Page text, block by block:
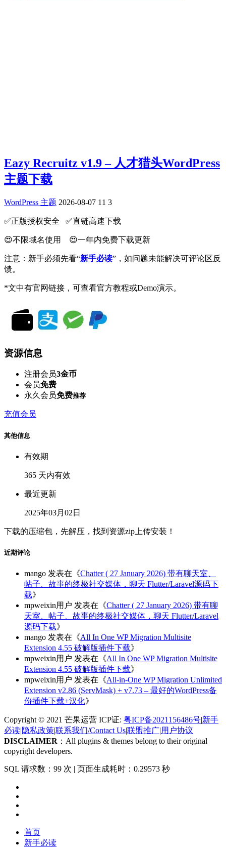
Eazy Recruitz v1.9 – 人才猎头WordPress
主题下载
WordPress 主题 2026-08-07 11 3
✅️正版授权安全 ✅️直链高速下载
😍不限域名使用 😍一年内免费下载更新
注意：新手必须先看“新手必读”，如问题未能解决可评论区反
馈。
*文中有官网链接，可查看官方教程或Demo演示。
资源信息
注册会员3金币
会员免费
永久会员免费推荐
充值会员
其他信息
有效期
365 天内有效
最近更新
2025年03月02日
下载的压缩包，先解压，找到资源zip上传安装！
近期评论
mango 发表在《Chatter ( 27 January 2026) 带有聊天室、
帖子、故事的终极社交媒体，聊天 Flutter/Laravel源码下
载》
mpweixin用户 发表在《Chatter ( 27 January 2026) 带有聊
天室、帖子、故事的终极社交媒体，聊天 Flutter/Laravel
源码下载》
mango 发表在《All In One WP Migration Multisite
Extension 4.55 破解版插件下载》
mpweixin用户 发表在《All In One WP Migration Multisite
Extension 4.55 破解版插件下载》
mpweixin用户 发表在《All-in-One WP Migration Unlimited
Extension v2.86 (ServMask) + v7.73 – 最好的WordPress备
份插件下载+汉化》
Copyright © 2021 芒果运营 ICP证: 粤ICP备2021156486号|新手
必读|隐私政策|联系我们/Contact Us|联盟推广|用户协议
DISCLAIMER ：All plugins & themes belong to their original
copyright developers.
SQL 请求数：99 次 | 页面生成耗时：0.29573 秒
首页
新手必读